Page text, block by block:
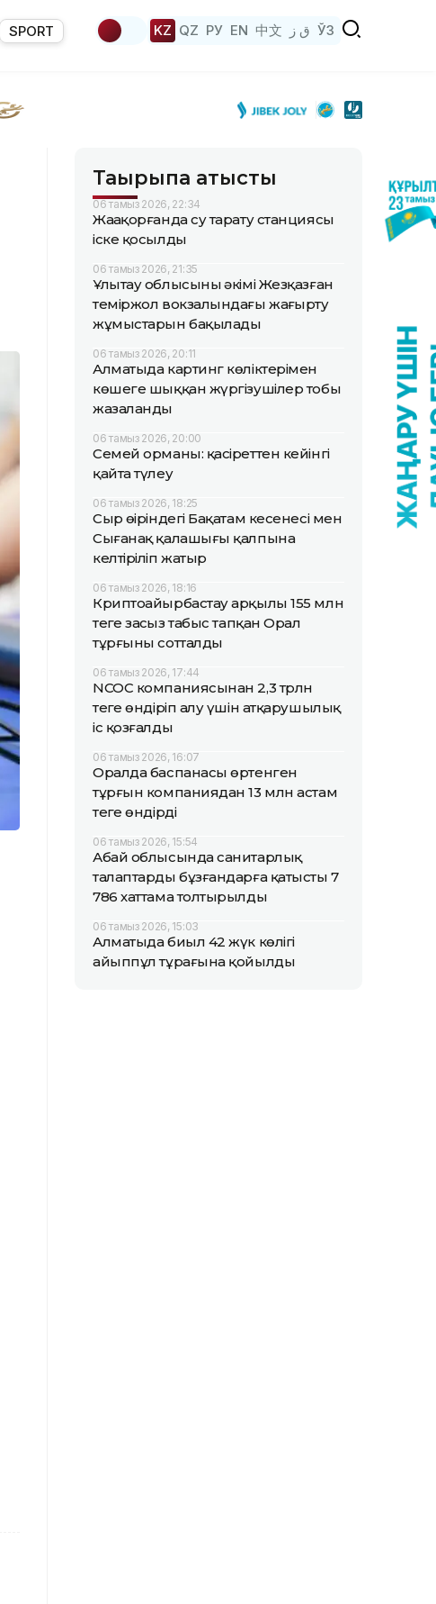
SPORT KZ QZ РУ EN 中文 ق ز ЎЗ
Тақырыпқа қатысты
06 тамыз 2026, 22:34
Жаңақорғанда су тарату станциясы
іске қосылды
06 тамыз 2026, 21:35
Ұлытау облысының әкімі Жезқазған
теміржол вокзалындағы жаңғырту
жұмыстарын бақылады
06 тамыз 2026, 20:11
Алматыда картинг көліктерімен
көшеге шыққан жүргізушілер тобы
жазаланды
06 тамыз 2026, 20:00
Семей орманы: қасіреттен кейінгі
қайта түлеу
06 тамыз 2026, 18:25
Сыр өңіріндегі Бақатам кесенесі мен
Сығанақ қалашығы қалпына
келтіріліп жатыр
06 тамыз 2026, 18:16
Криптоайырбастау арқылы 155 млн
теңге заңсыз табыс тапқан Орал
тұрғыны сотталды
06 тамыз 2026, 17:44
NCOC компаниясынан 2,3 трлн
теңге өндіріп алу үшін атқарушылық
іс қозғалды
06 тамыз 2026, 16:07
Оралда баспанасы өртенген
тұрғын компаниядан 13 млн астам
теңге өндірді
06 тамыз 2026, 15:54
Абай облысында санитарлық
талаптарды бұзғандарға қатысты 7
786 хаттама толтырылды
06 тамыз 2026, 15:03
Алматыда биыл 42 жүк көлігі
айыппұл тұрағына қойылды